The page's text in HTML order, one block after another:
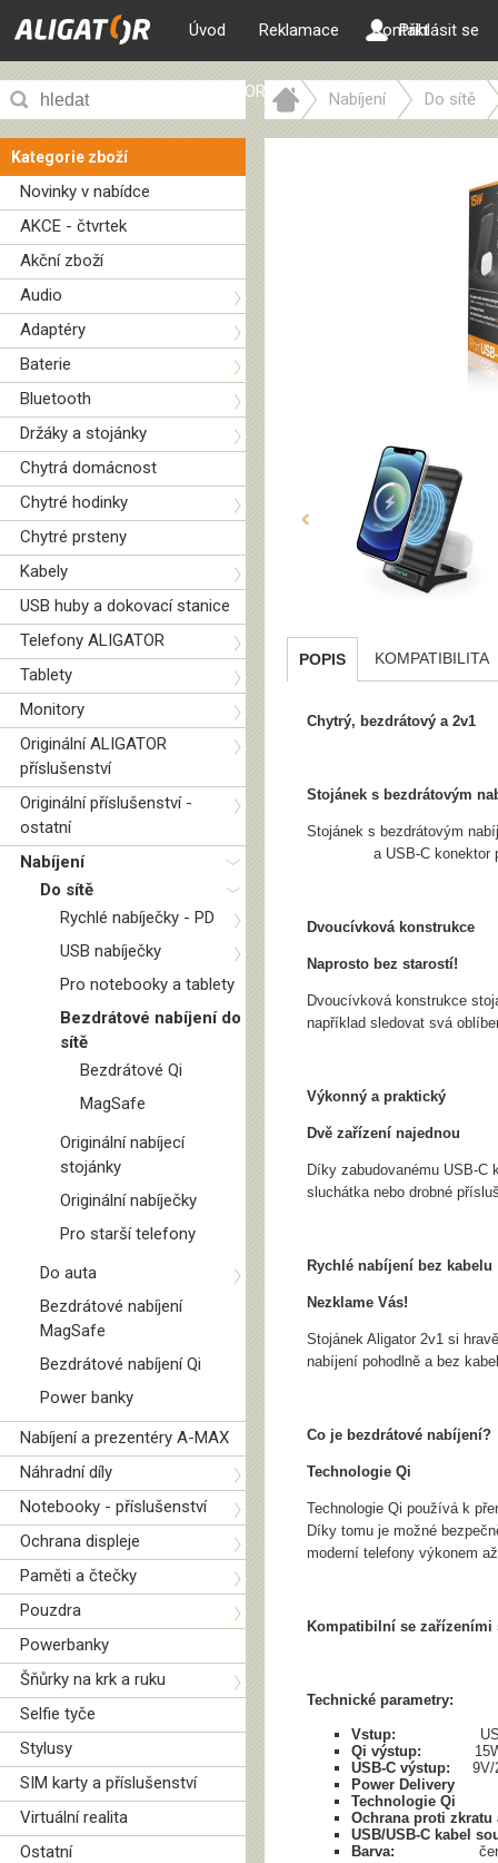
Úvod Reklamace Kontakt
ALIGATOR web
Přihlásit se
Kategorie zboží
Novinky v nabídce
AKCE - čtvrtek
Akční zboží
Audio
Adaptéry
Baterie
Bluetooth
Držáky a stojánky
Chytrá domácnost
Chytré hodinky
Chytré prsteny
Kabely
USB huby a dokovací stanice
Telefony ALIGATOR
Tablety
Monitory
Originální ALIGATOR
příslušenství
Originální příslušenství -
ostatní
Nabíjení
Do sítě
Rychlé nabíječky - PD
USB nabíječky
Pro notebooky a tablety
Bezdrátové nabíjení do
sítě
Bezdrátové Qi
MagSafe
Originální nabíjecí
stojánky
Originální nabíječky
Pro starší telefony
Do auta
Bezdrátové nabíjení
MagSafe
Bezdrátové nabíjení Qi
Power banky
Nabíjení a prezentéry A-MAX
Náhradní díly
Notebooky - příslušenství
Ochrana displeje
Paměti a čtečky
Pouzdra
Powerbanky
Šňůrky na krk a ruku
Selfie tyče
Stylusy
SIM karty a příslušenství
Virtuální realita
Ostatní
Nabíjení Do sítě
‹
POPIS KOMPATIBILITA
Chytrý, bezdrátový a 2v1
Stojánek s bezdrátovým
Stojánek s bezdrátovým
a USB-C konektor pro
Naprosto bez starostí!
Dvoucívková konstrukce
například sledovat svá
Výkonný a praktický
Dvě zařízení najednou
Díky zabudovanému USB-C
sluchátka nebo drobné
Rychlé nabíjení bez kabelu
Nezklame Vás!
Stojánek Aligator 2v1 si
nabíjení pohodlně a bez
Co je bezdrátové nabíjení?
Technologie Qi
Technologie Qi používá k
Díky tomu je možné
moderní telefony výkonem
Kompatibilní se
Technické parametry:
Vstup:
Qi výstup:
USB-C výstup:
Power Delivery
Technologie Qi
Ochrana proti zkratu
USB/USB-C kabel
Barva: